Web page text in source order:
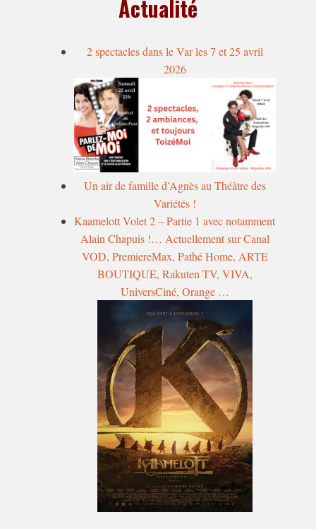
Actualité
2 spectacles dans le Var les 7 et 25 avril
2026
Un air de famille d’Agnès au Théâtre des
Variétés !
Kaamelott Volet 2 – Partie 1 avec notamment
Alain Chapuis !… Actuellement sur Canal
VOD, PremiereMax, Pathé Home, ARTE
BOUTIQUE, Rakuten TV, VIVA,
UniversCiné, Orange …